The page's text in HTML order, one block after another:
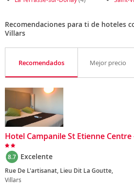
Recomendaciones para ti de hoteles
Villars
Recomendados Mejor precio
Hotel Campanile St Etienne Centre
8.7 Excelente
Rue De L'artisanat, Lieu Dit La Goutte,
Villars